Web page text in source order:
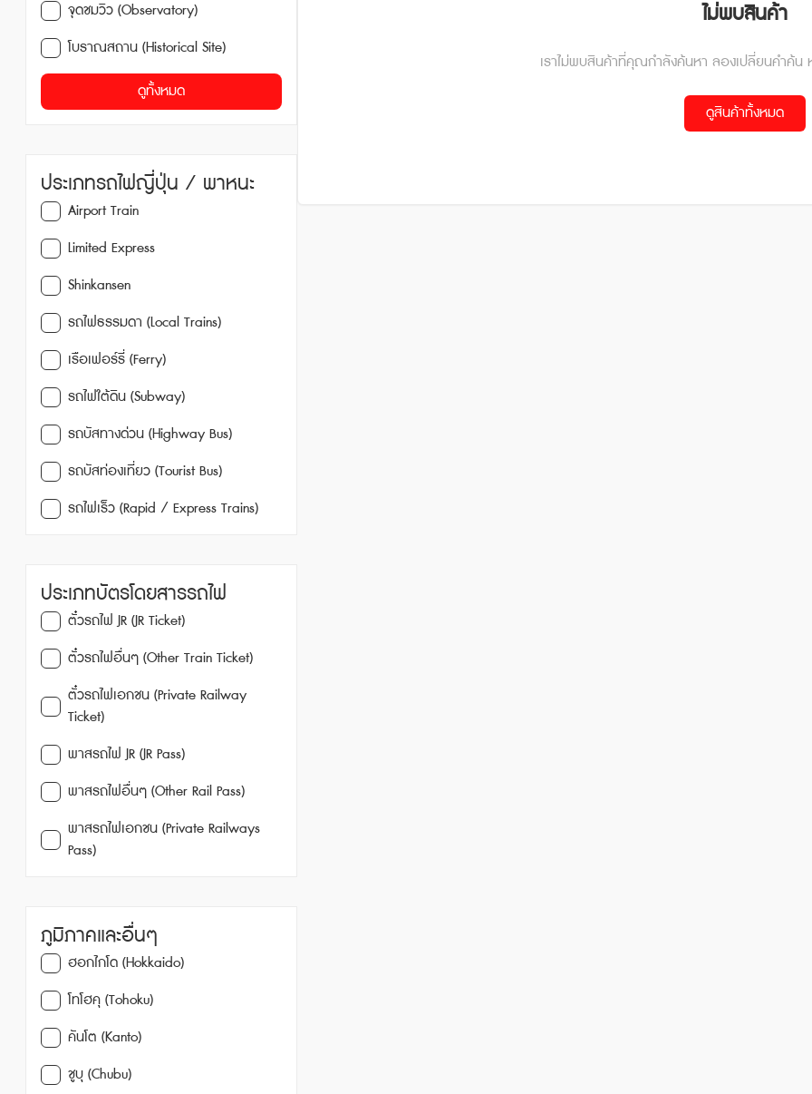
จุดชมวิว (Observatory)
โบราณสถาน (Historical Site)
ดูทั้งหมด
ประเภทรถไฟญี่ปุ่น / พาหนะ
Airport Train
Limited Express
Shinkansen
รถไฟธรรมดา (Local Trains)
เรือเฟอร์รี่ (Ferry)
รถไฟใต้ดิน (Subway)
รถบัสทางด่วน (Highway Bus)
รถบัสท่องเที่ยว (Tourist Bus)
รถไฟเร็ว (Rapid / Express Trains)
ประเภทบัตรโดยสารรถไฟ
ตั๋วรถไฟ JR (JR Ticket)
ตั๋วรถไฟอื่นๆ (Other Train Ticket)
ตั๋วรถไฟเอกชน (Private Railway
Ticket)
พาสรถไฟ JR (JR Pass)
พาสรถไฟอื่นๆ (Other Rail Pass)
พาสรถไฟเอกชน (Private Railways
Pass)
ภูมิภาคและอื่นๆ
ฮอกไกโด (Hokkaido)
โทโฮคุ (Tohoku)
คันโต (Kanto)
ชูบุ (Chubu)
ไม่พบสินค้า
เราไม่พบสินค้าที่คุณกำลังค้นหา ลองเปลี่ยนคำค้น
ดูสินค้าทั้งหมด